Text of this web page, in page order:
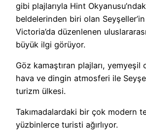
gibi plajlarıyla Hint
beldelerinden biri olan
Victoria’da düzenlenen
büyük ilgi görüyor.
Göz kamaştıran plajları, yemyeşil
hava ve dingin atmosferi ile
turizm ülkesi.
Takımadalardaki bir çok modern
yüzbinlerce turisti ağırlıyor.